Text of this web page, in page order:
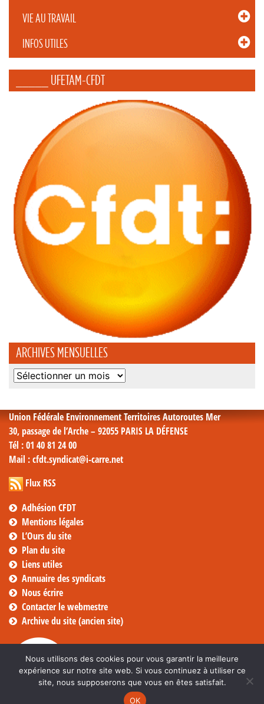
VIE AU TRAVAIL
INFOS UTILES
_____ UFETAM-CFDT
ARCHIVES MENSUELLES
Archives
Union Fédérale Environnement Territoires Autoroutes Mer
30, passage de l’Arche – 92055 PARIS LA DÉFENSE
Tél : 01 40 81 24 00
Mail : cfdt.syndicat@i-carre.net
Flux RSS
Adhésion CFDT
Mentions légales
L’Ours du site
Plan du site
Liens utiles
Annuaire des syndicats
Nous écrire
Contacter le webmestre
Archive du site (ancien site)
Nous utilisons des cookies pour vous garantir la meilleure
expérience sur notre site web. Si vous continuez à utiliser ce
site, nous supposerons que vous en êtes satisfait.
OK